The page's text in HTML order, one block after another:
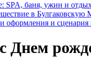
SPA, баня, ужин и
в Булгаковскую
оформления и сценария
Днем